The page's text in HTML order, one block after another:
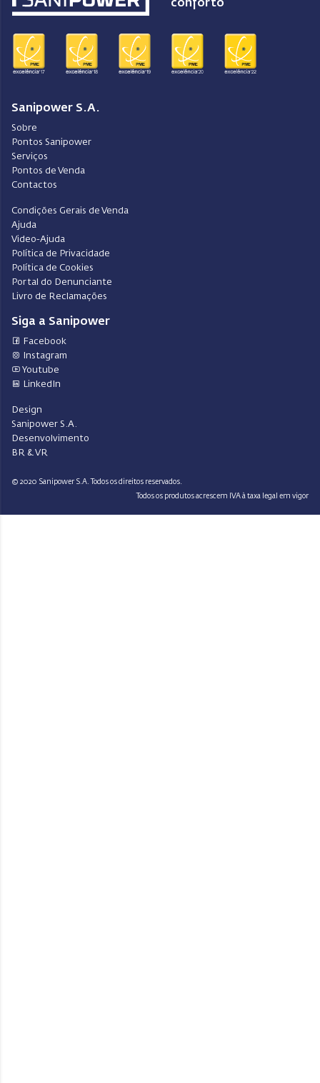
conforto
Sanipower S.A.
Sobre
Pontos Sanipower
Serviços
Pontos de Venda
Contactos
Condições Gerais de Venda
Ajuda
Video-Ajuda
Política de Privacidade
Política de Cookies
Portal do Denunciante
Livro de Reclamações
Siga a Sanipower
Facebook
Instagram
Youtube
LinkedIn
Design
Sanipower S.A.
Desenvolvimento
BR & VR
© 2020 Sanipower S.A. Todos os direitos reservados.
Todos os produtos acrescem IVA à taxa legal em vigor